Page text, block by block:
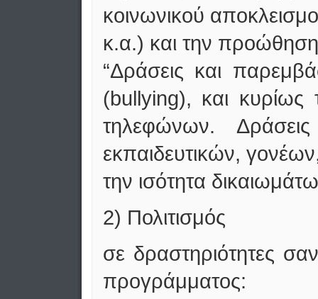
κοινωνικού
κ.α.) και την
“Δράσεις και
(bullying), και κυρίως
τηλεφώνων.
εκπαιδευτικών,
την ισότητα
2) Πολιτισμός
σε δραστηριότητες
προγράμματος: